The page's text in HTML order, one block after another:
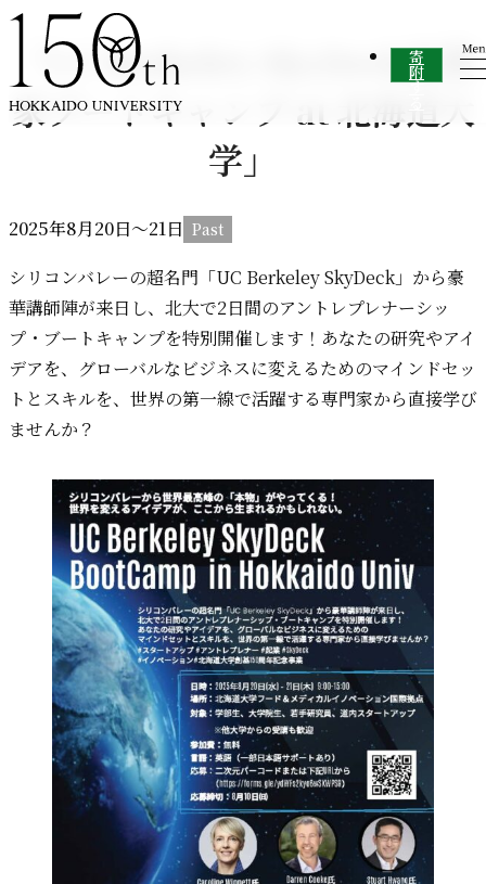
内容をスキップ
寄
附
す
「UC Berkeley SkyDeck起業
家ブートキャンプ at 北海道大
学」
2025年8月20日～21日
シリコンバレーの超名門「UC Berkeley SkyDeck」から豪
華講師陣が来日し、北大で2日間のアントレプレナーシッ
プ・ブートキャンプを特別開催します！あなたの研究やアイ
デアを、グローバルなビジネスに変えるためのマインドセッ
トとスキルを、世界の第一線で活躍する専門家から直接学び
ませんか？